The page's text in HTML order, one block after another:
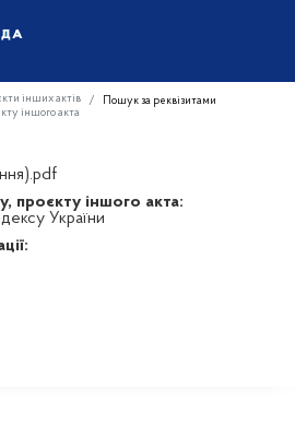
інших актів
Пошук за реквізитами
іншого акта
проєкту іншого акта:
України